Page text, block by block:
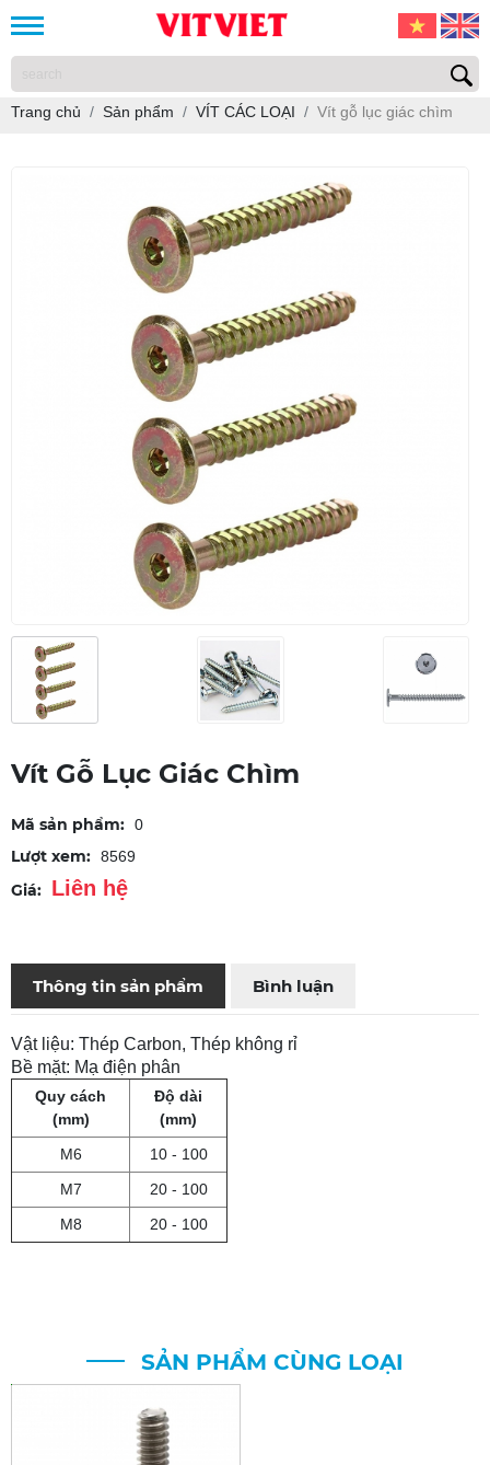
Trang chủ Sản phẩm VÍT CÁC LOẠI Vít gỗ lục giác chìm
Vít Gỗ Lục Giác Chìm
Mã sản phẩm: 0
Lượt xem: 8569
Giá: Liên hệ
Thông tin sản phẩm Bình luận
Vật liệu: Thép Carbon, Thép không rỉ
Bề mặt: Mạ điện phân
Quy cách
(mm)
Độ dài
(mm)
M6
10 - 100
M7
20 - 100
M8
20 - 100
SẢN PHẨM CÙNG LOẠI